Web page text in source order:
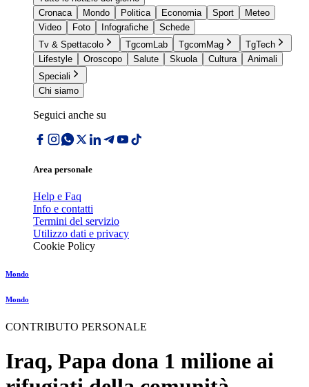
Cronaca
Mondo Politica Economia Sport
Meteo
Video
Foto Infografiche
Schede
Tv & Spettacolo
TgcomLab TgcomMag
TgTech
Lifestyle
Oroscopo Salute Skuola Cultura
Animali
Speciali
Chi siamo
Seguici anche su
Area personale
Help e Faq
Info e contatti
Termini del servizio
Utilizzo dati e privacy
Cookie Policy
Mondo
Mondo
CONTRIBUTO PERSONALE
Iraq, Papa dona 1 milione ai